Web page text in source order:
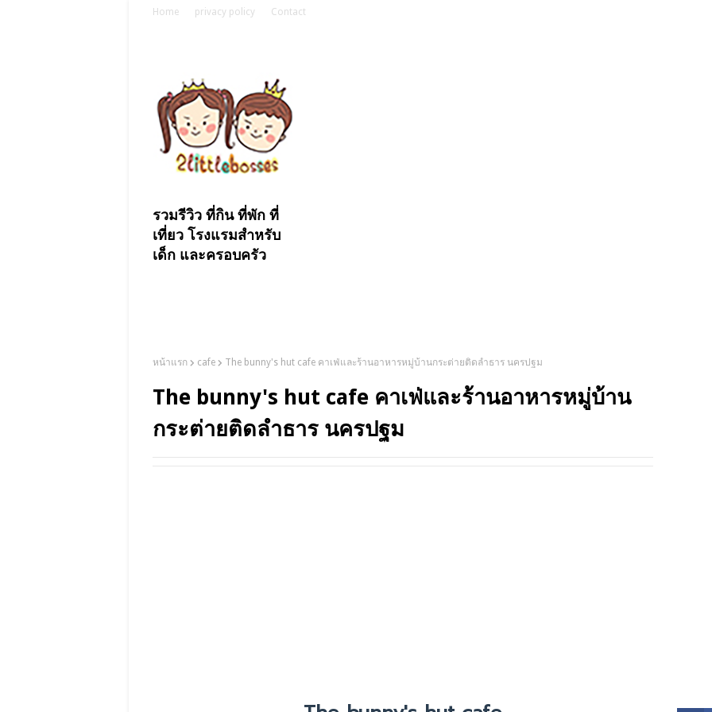
Home privacy policy Contact
รวมรีวิว ที่กิน ที่พัก ที่
เที่ยว โรงแรมสำหรับ
เด็ก และครอบครัว
หน้าแรก cafe The bunny's hut cafe คาเฟ่และร้านอาหารหมู่บ้านกระต่ายติดลำธาร นครปฐม
The bunny's hut cafe คาเฟ่และร้านอาหารหมู่บ้าน
กระต่ายติดลำธาร นครปฐม